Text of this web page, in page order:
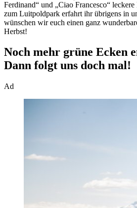
Ferdinand“ und „Ciao Francesco“
zum Luitpoldpark erfahrt ihr übrigens in
wünschen wir euch einen ganz
Herbst!
Noch mehr grüne Ecken
Dann folgt uns doch mal!
Ad